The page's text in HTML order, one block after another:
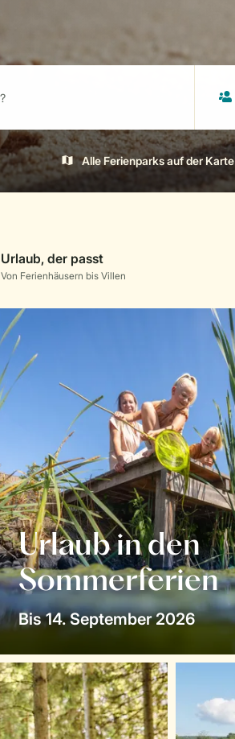
Alle Ferienparks auf der
Urlaub in den
Sommerferien
Bis 14. September 2026